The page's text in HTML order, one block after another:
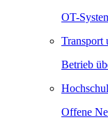
OT-
Transport
Betrieb
Offene